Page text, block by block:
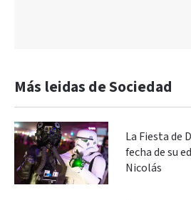
Más leidas de Sociedad
La Fiesta de
fecha de su
Nicolás